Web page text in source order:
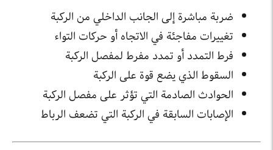
ضربة مباشرة إلى الجانب الداخلي من الركبة
تغييرات مفاجئة في الاتجاه أو حركات التواء
فرط التمدد أو تمدد مفرط لمفصل الركبة
السقوط الذي يضع قوة على الركبة
الحوادث الصادمة التي تؤثر على مفصل الركبة
الإصابات السابقة في الركبة التي تضعف الرباط